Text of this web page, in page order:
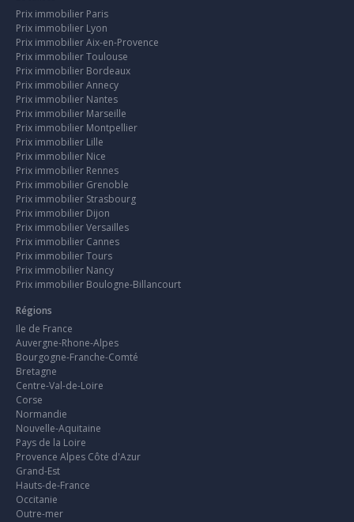
Prix immobilier Paris
Prix immobilier Lyon
Prix immobilier Aix-en-Provence
Prix immobilier Toulouse
Prix immobilier Bordeaux
Prix immobilier Annecy
Prix immobilier Nantes
Prix immobilier Marseille
Prix immobilier Montpellier
Prix immobilier Lille
Prix immobilier Nice
Prix immobilier Rennes
Prix immobilier Grenoble
Prix immobilier Strasbourg
Prix immobilier Dijon
Prix immobilier Versailles
Prix immobilier Cannes
Prix immobilier Tours
Prix immobilier Nancy
Prix immobilier Boulogne-Billancourt
Régions
Ile de France
Auvergne-Rhone-Alpes
Bourgogne-Franche-Comté
Bretagne
Centre-Val-de-Loire
Corse
Normandie
Nouvelle-Aquitaine
Pays de la Loire
Provence Alpes Côte d'Azur
Grand-Est
Hauts-de-France
Occitanie
Outre-mer